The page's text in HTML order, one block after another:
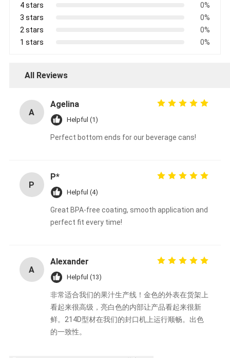
4 stars
0%
3 stars
0%
2 stars
0%
1 stars
0%
All Reviews
A
Agelina
Helpful (1)
Perfect bottom ends for our beverage cans!
P
P*
Helpful (4)
Great BPA-free coating, smooth application and
perfect fit every time!
A
Alexander
Helpful (13)
非常适合我们的果汁生产线！金色的外表在货架上
看起来很高级，亮白色的内部让产品看起来很新
鲜。214D型材在我们的封口机上运行顺畅。出色
的一致性。